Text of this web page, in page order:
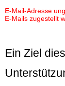
E-Mail-Adresse
E-Mails zugestellt
Ein Ziel